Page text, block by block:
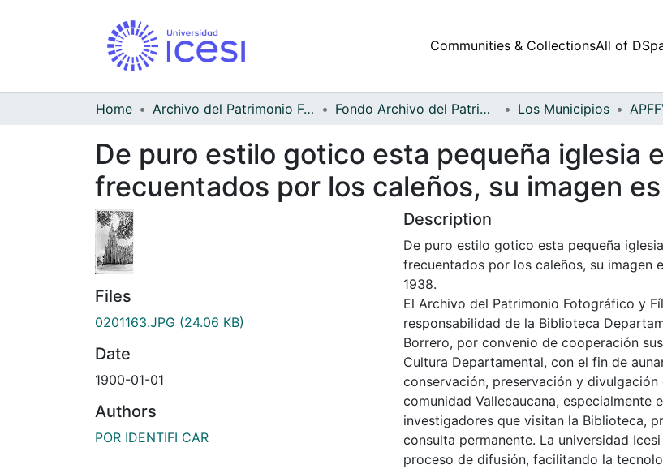
Communities & CollectionsAll of
Home Archivo del Patrimonio Fotográfico y Fílmico del Valle del Cauca Fondo Archivo del Patrimonio Fotográfico y Fílmico del Valle del Cauca Los Municipios
De puro estilo gotico esta pequeña iglesia
frecuentados por los caleños, su imagen
Files
0201163.JPG (24.06 KB)
Date
1900-01-01
Authors
POR IDENTIFI CAR
Description
De puro estilo gotico esta pequeña
frecuentados por los caleños, su imagen
1938.
El Archivo del Patrimonio Fotográfico y
responsabilidad de la Biblioteca
Borrero, por convenio de cooperación
Cultura Departamental, con el fin de
conservación, preservación y
comunidad Vallecaucana, especialmente
investigadores que visitan la Biblioteca,
consulta permanente. La universidad
proceso de difusión, facilitando la